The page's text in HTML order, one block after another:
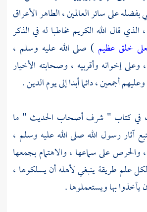
بفضله على سائر العالمين ، الطاهر الأعراق
قال الله الكريم مخاطبا له في الذكر
خلق عظيم ) صلى الله عليه وسلم ،
وعلى إخوانه وأقربيه ، وصحابته الأخيار
أجمعين ، دائما أبدا إلى يوم الدين .
في كتاب " شرف أصحاب الحديث " ما
آثار رسول الله صلى الله عليه وسلم ،
والحرص على سماعها ، والاهتمام بجمعها
علم طريقة ينبغي لأهله أن يسلكوها ،
بها ويستعملوها .